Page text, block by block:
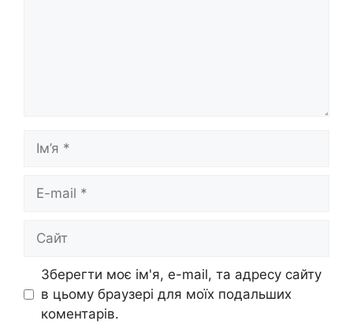
Ім’я
Сайт
Зберегти моє ім'я, e-mail, та адресу сайту
в цьому браузері для моїх подальших
коментарів.